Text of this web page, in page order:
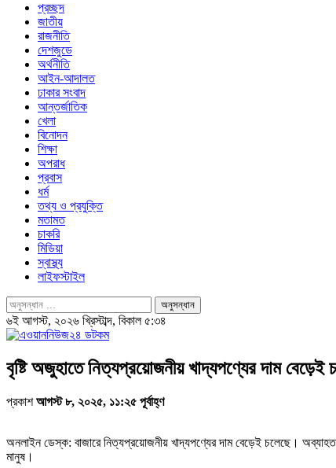
প্রচ্ছদ
জাতীয়
রাজনীতি
দেশজুডে
অর্থনীতি
আইন-আদালত
ঢাকার সংবাদ
আন্তর্জাতিক
খেলা
বিনোদন
শিক্ষা
অপরাধ
প্রবাস
ধর্ম
তথ্য ও প্রযুক্তি
মতামত
চাকরি
মিডিয়া
স্বাস্থ্য
লাইফস্টাইল
৬ই আগস্ট, ২০২৬ খ্রিস্টাব্দ, বিকাল ৫:৩৪
বৃষ্টি অজুহাতে নিত্যপ্রয়োজনীয় খাদ্যপণ্যের দাম বেড়েই
প্রকাশআগস্ট ৮, ২০২৫, ১১:২৫ পূর্বাহ্ণ
অনলাইন ডেস্ক: বাজারে নিত্যপ্রয়োজনীয় খাদ্যপণ্যের দাম বেড়েই চলেছে।
মানুষ।